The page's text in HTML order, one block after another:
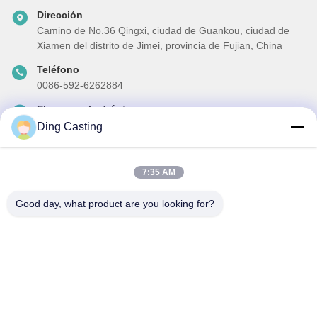
Dirección
Camino de No.36 Qingxi, ciudad de Guankou, ciudad de
Xiamen del distrito de Jimei, provincia de Fujian, China
Teléfono
0086-592-6262884
El correo electrónico
dzivy@idzxm.cn
Suscríbete a nuestro boletín para obtener descuentos y más.
Ding Casting
7:35 AM
Good day, what product are you looking for?